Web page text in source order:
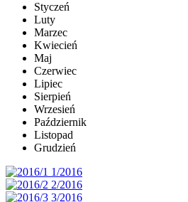
Styczeń
Luty
Marzec
Kwiecień
Maj
Czerwiec
Lipiec
Sierpień
Wrzesień
Październik
Listopad
Grudzień